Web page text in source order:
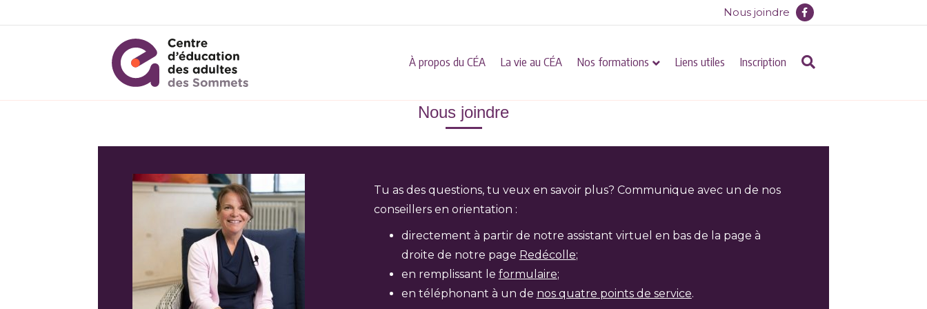
Nous joindre Facebook
À propos du CÉA La vie au CÉA Nos formations Liens utiles Inscription
Nous joindre
Tu as des questions, tu veux en savoir plus? Communique avec un de nos
conseillers en orientation :
directement à partir de notre assistant virtuel en bas de la page à
droite de notre page Redécolle;
en remplissant le formulaire;
en téléphonant à un de nos quatre points de service.